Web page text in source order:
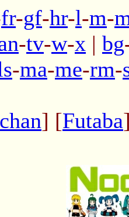
fr-gf-hr-l-m-
-tv-w-x | bg
-ma-me-rm-
] [Futaba